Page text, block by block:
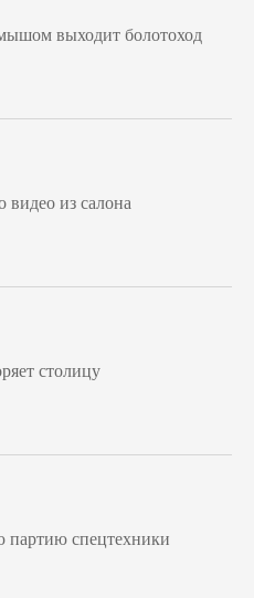
выходит болотоход
видео из салона
столицу
спецтехники